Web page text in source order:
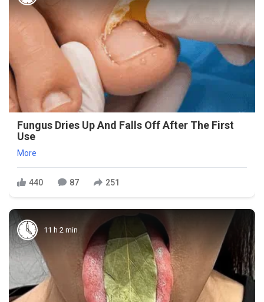
Fungus Dries Up And Falls Off After The First
Use
More
440 87 251
11 h 2 min